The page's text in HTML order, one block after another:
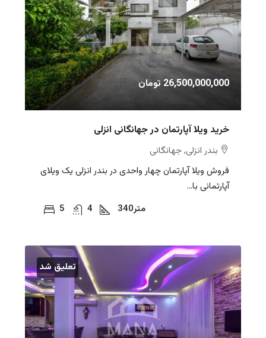
26,500,000,000 تومان
خرید ویلا آپارتمان در جهانگانی انزلی
بندر انزلی, جهانگانی
فروش ویلا آپارتمان چهار واحدی در بندر انزلی یک ویلای
آپارتمانی با...
5
4 340متر
تعلیق شد